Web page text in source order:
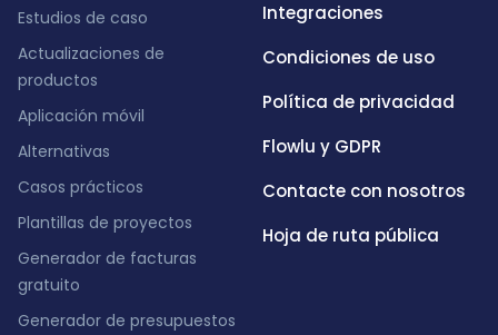
Estudios de caso
Actualizaciones de
productos
Aplicación móvil
Alternativas
Casos prácticos
Plantillas de proyectos
Generador de facturas
gratuito
Generador de presupuestos
Integraciones
Condiciones de uso
Política de privacidad
Flowlu y GDPR
Contacte con nosotros
Hoja de ruta pública